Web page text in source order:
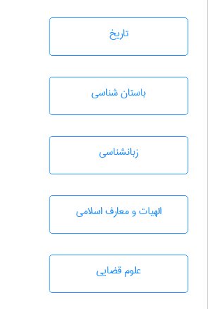
تاريخ
باستان شناسی
زبانشناسی
الهیات و معارف اسلامی
علوم قضایی